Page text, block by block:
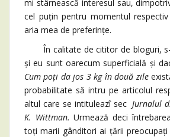
mi stârnească interesul sau,
cel puțin pentru momentul
aria mea de preferințe.
În calitate de cititor de bloguri, s-
și eu sunt oarecum superficială și
Cum poți da jos 3 kg în două zile
probabilitate să intru pe articolul
altul care se intituleazî sec Jurnalul
K. Wittman.Urmează deci
toți marii gânditori ai țării preocupați